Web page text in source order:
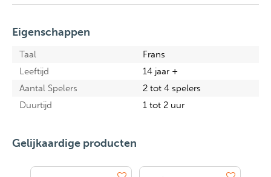
Eigenschappen
Taal
Frans
Leeftijd
14 jaar +
Aantal Spelers
2 tot 4 spelers
Duurtijd
1 tot 2 uur
Gelijkaardige producten